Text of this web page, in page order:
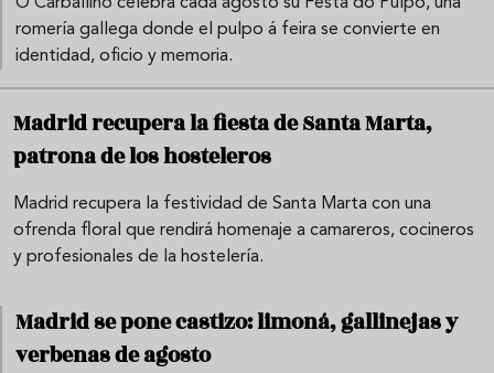
romería gallega donde el pulpo á feira se convierte en
identidad, oficio y memoria.
Madrid recupera la fiesta de Santa Marta,
patrona de los hosteleros
Madrid recupera la festividad de Santa Marta con una
ofrenda floral que rendirá homenaje a camareros, cocineros
y profesionales de la hostelería.
Madrid se pone castizo: limoná, gallinejas y
verbenas de agosto